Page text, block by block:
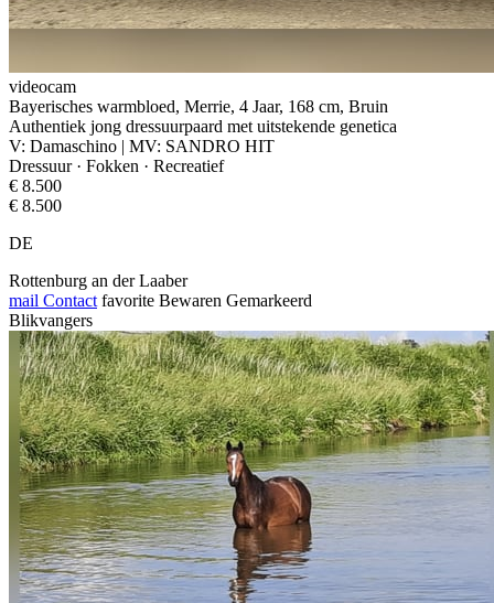
videocam
Bayerisches warmbloed, Merrie, 4 Jaar, 168 cm, Bruin
Authentiek jong dressuurpaard met uitstekende genetica
V: Damaschino | MV: SANDRO HIT
Dressuur · Fokken · Recreatief
€ 8.500
€ 8.500
DE
Rottenburg an der Laaber
mail Contact favorite Bewaren Gemarkeerd
Blikvangers